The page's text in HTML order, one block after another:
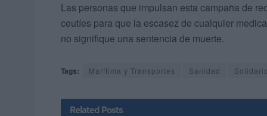
Las personas que impulsan esta campaña de
ceutíes para que la escasez de cualquier
no signifique una sentencia de muerte.
Tags: Marítima y Transportes Sanidad
Related Posts